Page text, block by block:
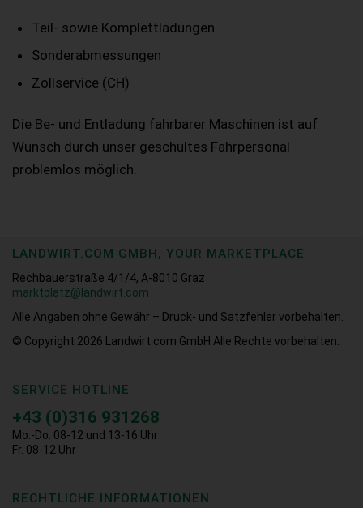
Teil- sowie Komplettladungen
Sonderabmessungen
Zollservice (CH)
Die Be- und Entladung fahrbarer Maschinen ist auf
Wunsch durch unser geschultes Fahrpersonal
problemlos möglich.
LANDWIRT.COM GMBH, YOUR MARKETPLACE
Rechbauerstraße 4/1/4, A-8010 Graz
marktplatz@landwirt.com
Alle Angaben ohne Gewähr – Druck- und Satzfehler vorbehalten.
© Copyright 2026
Landwirt.com GmbH Alle Rechte vorbehalten.
SERVICE HOTLINE
+43 (0)316 931268
Mo.-Do. 08-12 und 13-16 Uhr
Fr. 08-12 Uhr
RECHTLICHE INFORMATIONEN